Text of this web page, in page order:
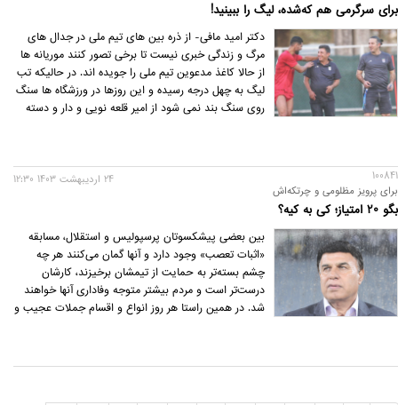
حتی دقیقه‌های آخر بازی کشید و چه ورق های قهرمانی
که برنگشت!
برای سرگرمی هم‌ که‌شده، لیگ را ببینید!
دکتر امید مافی- از ذره بین های تیم ملی در جدال های
مرگ و زندگی خبری نیست تا برخی تصور کنند موریانه ها
از حالا کاغذ مدعوین تیم ملی را جویده اند. در حالیکه تب
لیگ به چهل درجه رسیده و این روزها در ورزشگاه ها سنگ
روی سنگ بند نمی شود از امیر قلعه نویی و دار و دسته
100841
برای پرویز مظلومی و چرتکه‌اش
بگو 20 امتیاز؛ کی به کیه؟
24 ارديبهشت 1403 12:30
بین بعضی پیشکسوتان پرسپولیس و استقلال، مسابقه
«اثبات تعصب» وجود دارد و آنها گمان می‌کنند هر چه
چشم بسته‌تر به حمایت از تیمشان برخیزند، کارشان
درست‌تر است و مردم بیشتر متوجه وفاداری آنها خواهند
شد. در همین راستا هر روز انواع و اقسام جملات عجیب و